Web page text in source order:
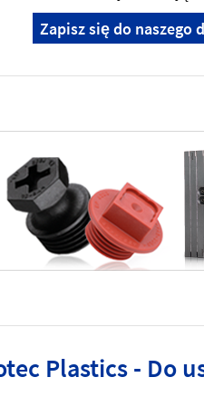
Zapisz się do naszego
Plastics - Do